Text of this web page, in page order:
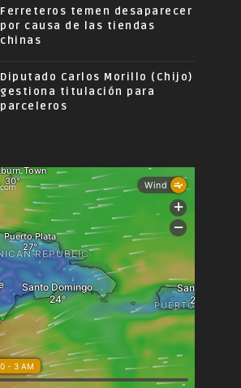
Ferreteros temen desaparecer
por causa de las tiendas
chinas
Diputado Carlos Morillo (Chijo)
gestiona titulación para
parceleros